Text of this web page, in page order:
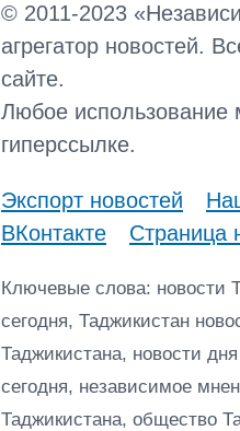
© 2011-2023
агрегатор новостей.
сайте.
Любое использование
гиперссылке.
Экспорт новостей
ВКонтакте
Страница
Ключевые слова: новости
сегодня, Таджикистан
Таджикистана, новости
сегодня, независимое
Таджикистана, общество